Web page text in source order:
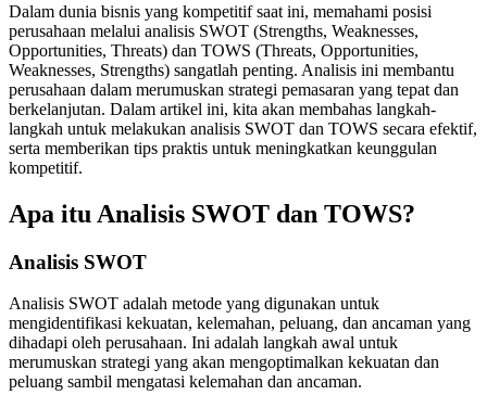
Dalam dunia bisnis yang kompetitif saat ini, memahami posisi
perusahaan melalui analisis SWOT (Strengths, Weaknesses,
Opportunities, Threats) dan TOWS (Threats, Opportunities,
Weaknesses, Strengths) sangatlah penting. Analisis ini membantu
perusahaan dalam merumuskan strategi pemasaran yang tepat dan
berkelanjutan. Dalam artikel ini, kita akan membahas langkah-
langkah untuk melakukan analisis SWOT dan TOWS secara efektif,
serta memberikan tips praktis untuk meningkatkan keunggulan
kompetitif.
Apa itu Analisis SWOT dan TOWS?
Analisis SWOT
Analisis SWOT adalah metode yang digunakan untuk
mengidentifikasi kekuatan, kelemahan, peluang, dan ancaman yang
dihadapi oleh perusahaan. Ini adalah langkah awal untuk
merumuskan strategi yang akan mengoptimalkan kekuatan dan
peluang sambil mengatasi kelemahan dan ancaman.